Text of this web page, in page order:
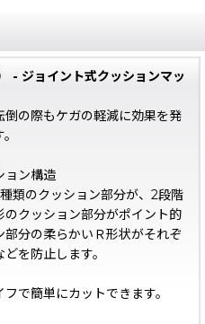
- ジョイント式クッションマッ
の際もケガの軽減に効果を発
ョン構造
類のクッション部分が、2段階
クッション部分がポイント的
分の柔らかいＲ形状がそれぞ
を防止します。
で簡単にカットできます。